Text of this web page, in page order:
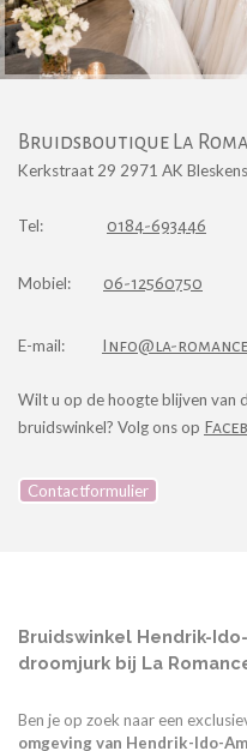
Bruidsboutique La
Kerkstraat 29 2971 AK
Tel: 0184-693446
Mobiel: 06-12560750
E-mail: Info@la-
Wilt u op de hoogte blijven van
bruidswinkel? Volg ons op
Contactformulier
Bruidswinkel Hendrik-
droomjurk bij La
Ben je op zoek naar een
omgeving van Hendrik-Ido-